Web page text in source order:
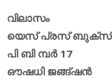
വിലാസം
യെസ് പ്രസ് ബുക്‌സ്
പി ബി മ്പര്‍ 17
ഔഷധി ജങ്ങ്ഷന്‍